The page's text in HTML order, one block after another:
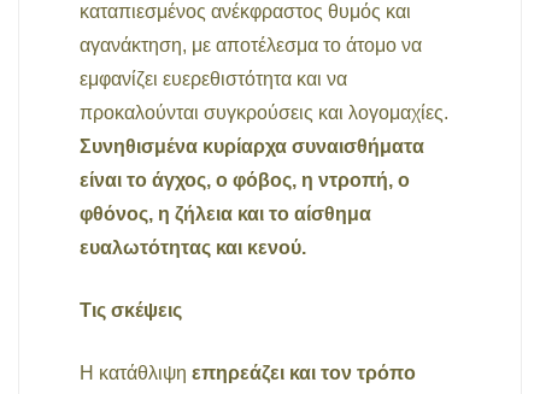
καταπιεσμένος ανέκφραστος θυμός και
αγανάκτηση, με αποτέλεσμα το άτομο να
εμφανίζει ευερεθιστότητα και να
προκαλούνται συγκρούσεις και λογομαχίες.
Συνηθισμένα κυρίαρχα συναισθήματα
είναι το άγχος, ο φόβος, η ντροπή, ο
φθόνος, η ζήλεια και το αίσθημα
ευαλωτότητας και κενού.
Τις σκέψεις
Η κατάθλιψη επηρεάζει και τον τρόπο